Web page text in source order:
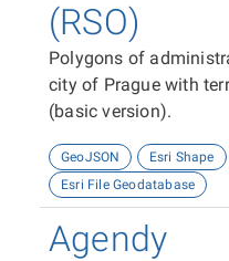
(RSO)
Polygons of
city of Prague with
(basic version).
GeoJSON Esri Shape
Esri File Geodatabase
Agendy